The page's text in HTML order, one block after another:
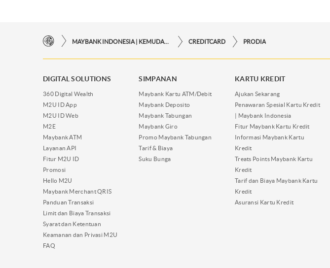
CREDITCARD PRODIA
DIGITAL SOLUTIONS
360 Digital Wealth
M2U ID App
M2U ID Web
M2E
Maybank ATM
Layanan API
Fitur M2U ID
Promosi
Hello M2U
Maybank Merchant QRIS
Panduan Transaksi
Limit dan Biaya Transaksi
Syarat dan Ketentuan
Keamanan dan Privasi M2U
FAQ
SIMPANAN
Maybank Kartu ATM/Debit
Maybank Deposito
Maybank Tabungan
Maybank Giro
Promo Maybank Tabungan
Tarif & Biaya
Suku Bunga
KARTU KREDIT
Ajukan Sekarang
Penawaran Spesial Kartu Kredit
| Maybank Indonesia
Fitur Maybank Kartu Kredit
Informasi Maybank Kartu
Kredit
Treats Points Maybank Kartu
Kredit
Tarif dan Biaya Maybank Kartu
Kredit
Asuransi Kartu Kredit